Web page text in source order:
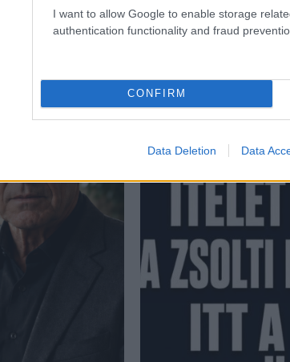
I want to allow Google to enable storage
authentication functionality and fraud
CONFIRM
Data Deletion Data